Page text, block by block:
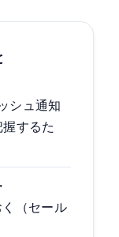
シュ通知
するた
く（セール